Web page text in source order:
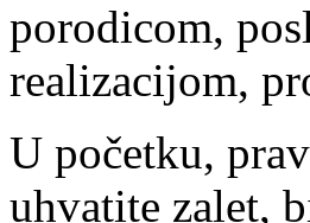
porodicom,
realizacijom,
U početku,
uhvatite zalet,